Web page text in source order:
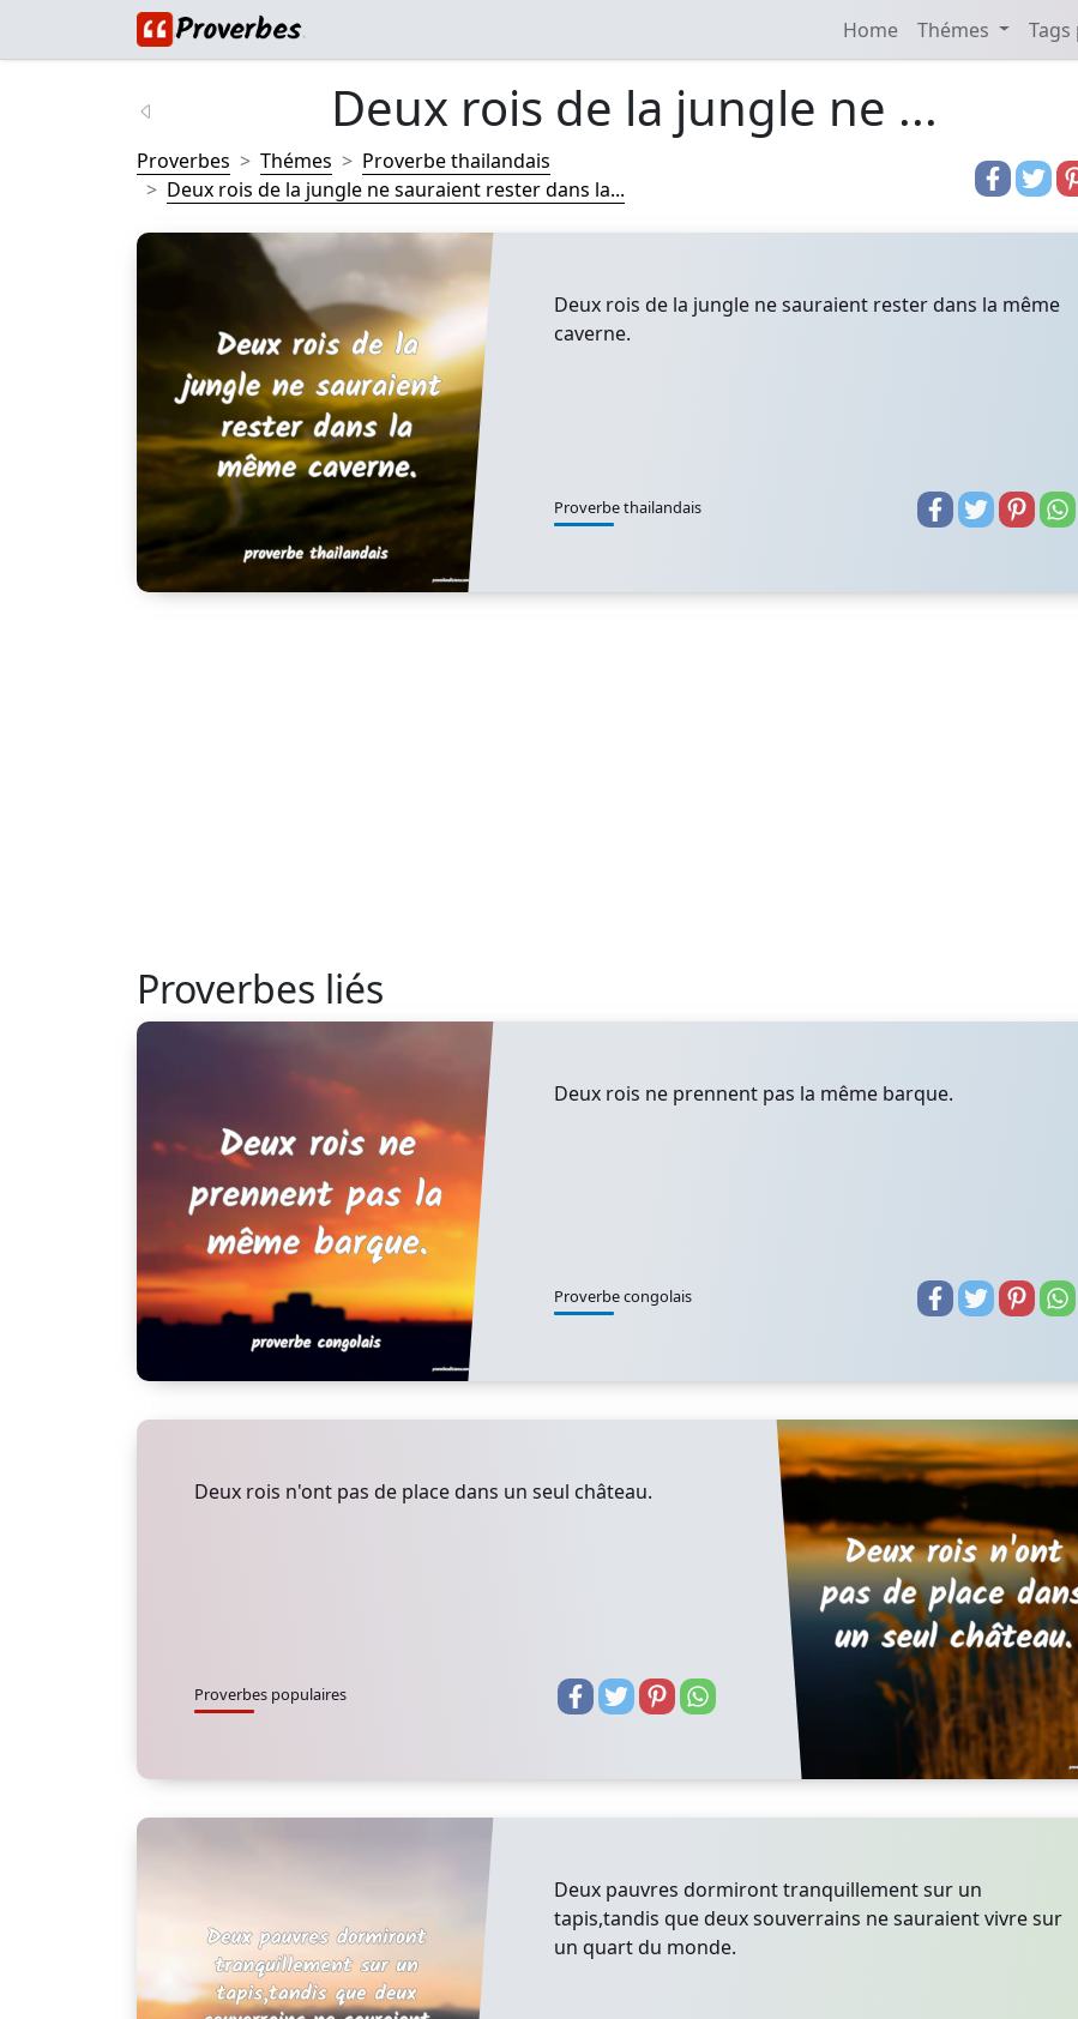
Home Thémes
Deux rois de la jungle ne ...
Proverbes Thémes
Proverbe thailandais
Deux rois de la jungle ne sauraient rester dans la...
Deux rois de la jungle ne sauraient rester dans la même
caverne.
Proverbe thailandais
Proverbes liés
Deux rois ne prennent pas la même barque.
Proverbe congolais
Deux rois n'ont pas de place dans un seul château.
Proverbes populaires
Deux pauvres dormiront tranquillement sur un
tapis,tandis que deux souverrains ne sauraient vivre sur
un quart du monde.